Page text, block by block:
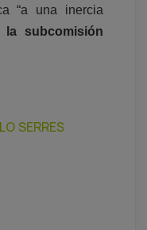
“a una inercia
la subcomisión
SERRES